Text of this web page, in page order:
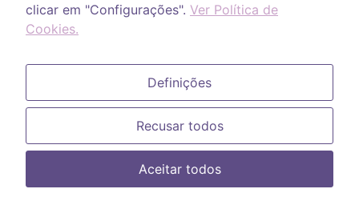
Cristais
Que sejamos o seu guia espiritual de orientação, proteção e apoio
Quem somos
clicar em "Configurações". Ver Política de
Cookies.
Definições
Recusar todos
Aceitar todos